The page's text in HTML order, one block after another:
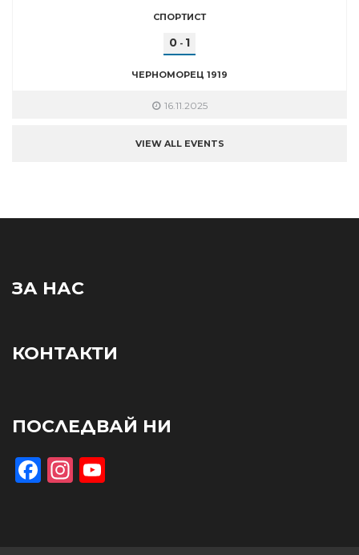
СПОРТИСТ
0 - 1
ЧЕРНОМОРЕЦ 1919
16.11.2025
VIEW ALL EVENTS
ЗА НАС
КОНТАКТИ
ПОСЛЕДВАЙ НИ
Facebook
Instagram